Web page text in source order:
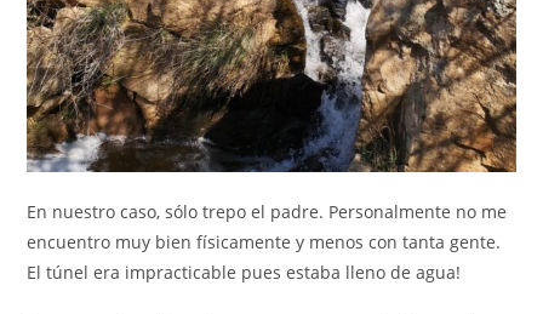
En nuestro caso, sólo trepo el padre. Personalmente no me
encuentro muy bien físicamente y menos con tanta gente.
El túnel era impracticable pues estaba lleno de agua!